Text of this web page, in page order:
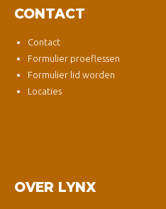
CONTACT
Contact
Formulier proeflessen
Formulier lid worden
Locaties
OVER LYNX